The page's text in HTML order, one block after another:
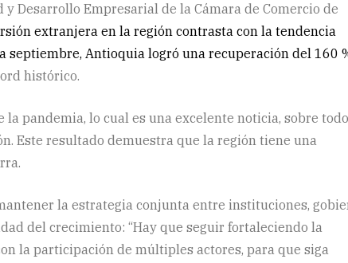
Desarrollo Empresarial de la Cámara de Comercio de
extranjera en la región contrasta con la tendencia
septiembre, Antioquia logró una recuperación del 160
histórico.
la pandemia, lo cual es una excelente noticia, sobre
Este resultado demuestra que la región tiene una
la estrategia conjunta entre instituciones,
del crecimiento: “Hay que seguir fortaleciendo la
la participación de múltiples actores, para que siga